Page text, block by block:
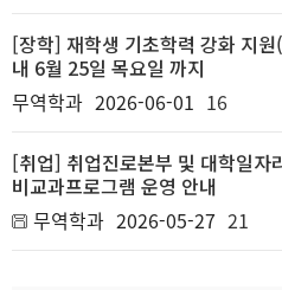
[장학] 재학생 기초학력 강화 지
내 6월 25일 목요일 까지
무역학과 2026-06-01 16
[취업] 취업진로본부 및 대학일자
비교과프로그램 운영 안내
무역학과 2026-05-27 21